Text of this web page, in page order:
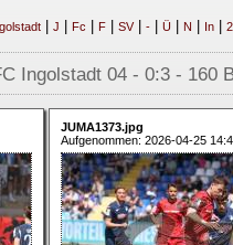
| J Fc F| SV| -| Ü| N In| 2
Ingolstadt 04 - 0:3 - 160
JUMA1373.jpg
Aufgenommen: 2026-04-25